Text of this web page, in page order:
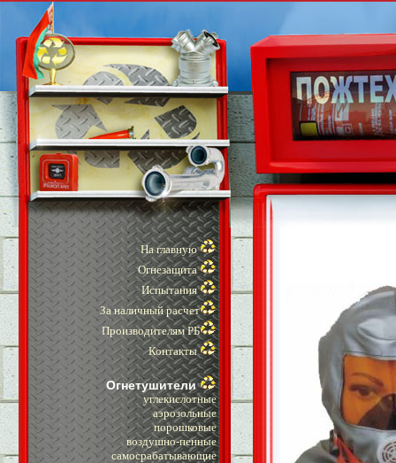
На главную
Огнезащита
Испытания
За наличный расчет
Производителям РБ
Контакты
Огнетушители
углекислотные
аэрозольные
порошковые
воздушно-пенные
самосрабатывающие